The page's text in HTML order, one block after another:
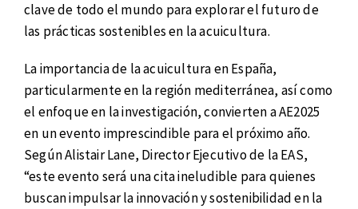
clave de todo el mundo para explorar el futuro de
las prácticas sostenibles en la acuicultura.
La importancia de la acuicultura en España,
particularmente en la región mediterránea, así como
el enfoque en la investigación, convierten a AE2025
en un evento imprescindible para el próximo año.
Según Alistair Lane, Director Ejecutivo de la EAS,
“este evento será una cita ineludible para quienes
buscan impulsar la innovación y sostenibilidad en la